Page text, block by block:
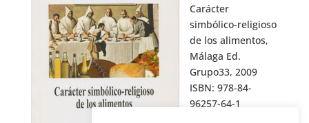
Carácter
simbólico-religioso
de los alimentos,
Málaga Ed.
Grupo33, 2009
ISBN: 978-84-
96257-64-1